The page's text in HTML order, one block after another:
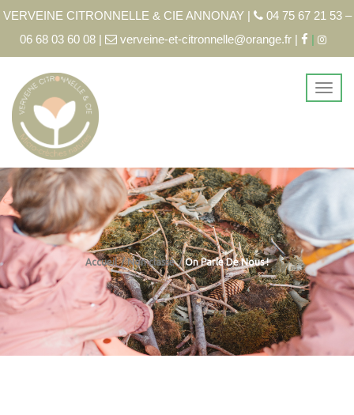
VERVEINE CITRONNELLE & CIE ANNONAY |
04 75 67 21 53 –
06 68 03 60 08 |
verveine-et-citronnelle@orange.fr | |
Accueil Non classé On Parle De Nous !